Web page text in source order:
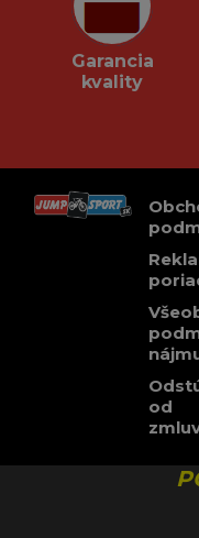
Garancia
kvality
od